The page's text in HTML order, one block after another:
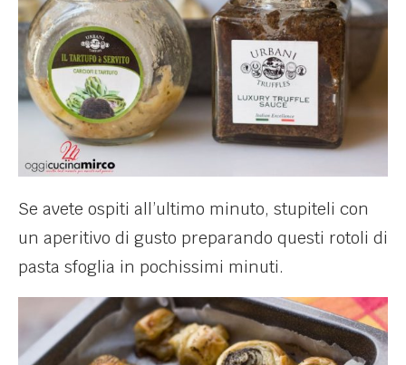
Se avete ospiti all’ultimo minuto, stupiteli con
un aperitivo di gusto preparando questi rotoli di
pasta sfoglia in pochissimi minuti.